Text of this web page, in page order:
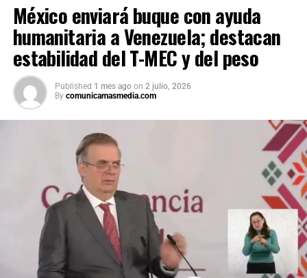
México enviará buque con ayuda
humanitaria a Venezuela; destacan
estabilidad del T-MEC y del peso
Published 1 mes ago on 2 julio, 2026
By comunicamasmedia.com